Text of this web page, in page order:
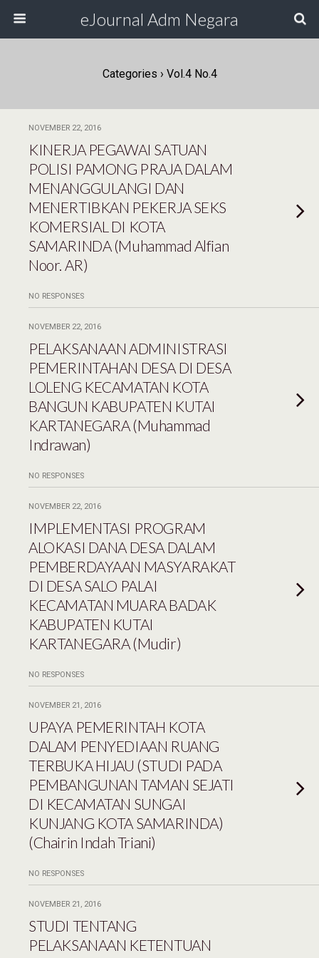
eJournal Adm Negara
Categories › Vol.4 No.4
NOVEMBER 22, 2016
KINERJA PEGAWAI SATUAN
POLISI PAMONG PRAJA DALAM
MENANGGULANGI DAN
MENERTIBKAN PEKERJA SEKS
KOMERSIAL DI KOTA
SAMARINDA (Muhammad Alfian
Noor. AR)
NO RESPONSES
NOVEMBER 22, 2016
PELAKSANAAN ADMINISTRASI
PEMERINTAHAN DESA DI DESA
LOLENG KECAMATAN KOTA
BANGUN KABUPATEN KUTAI
KARTANEGARA (Muhammad
Indrawan)
NO RESPONSES
NOVEMBER 22, 2016
IMPLEMENTASI PROGRAM
ALOKASI DANA DESA DALAM
PEMBERDAYAAN MASYARAKAT
DI DESA SALO PALAI
KECAMATAN MUARA BADAK
KABUPATEN KUTAI
KARTANEGARA (Mudir)
NO RESPONSES
NOVEMBER 21, 2016
UPAYA PEMERINTAH KOTA
DALAM PENYEDIAAN RUANG
TERBUKA HIJAU (STUDI PADA
PEMBANGUNAN TAMAN SEJATI
DI KECAMATAN SUNGAI
KUNJANG KOTA SAMARINDA)
(Chairin Indah Triani)
NO RESPONSES
NOVEMBER 21, 2016
STUDI TENTANG
PELAKSANAAN KETENTUAN